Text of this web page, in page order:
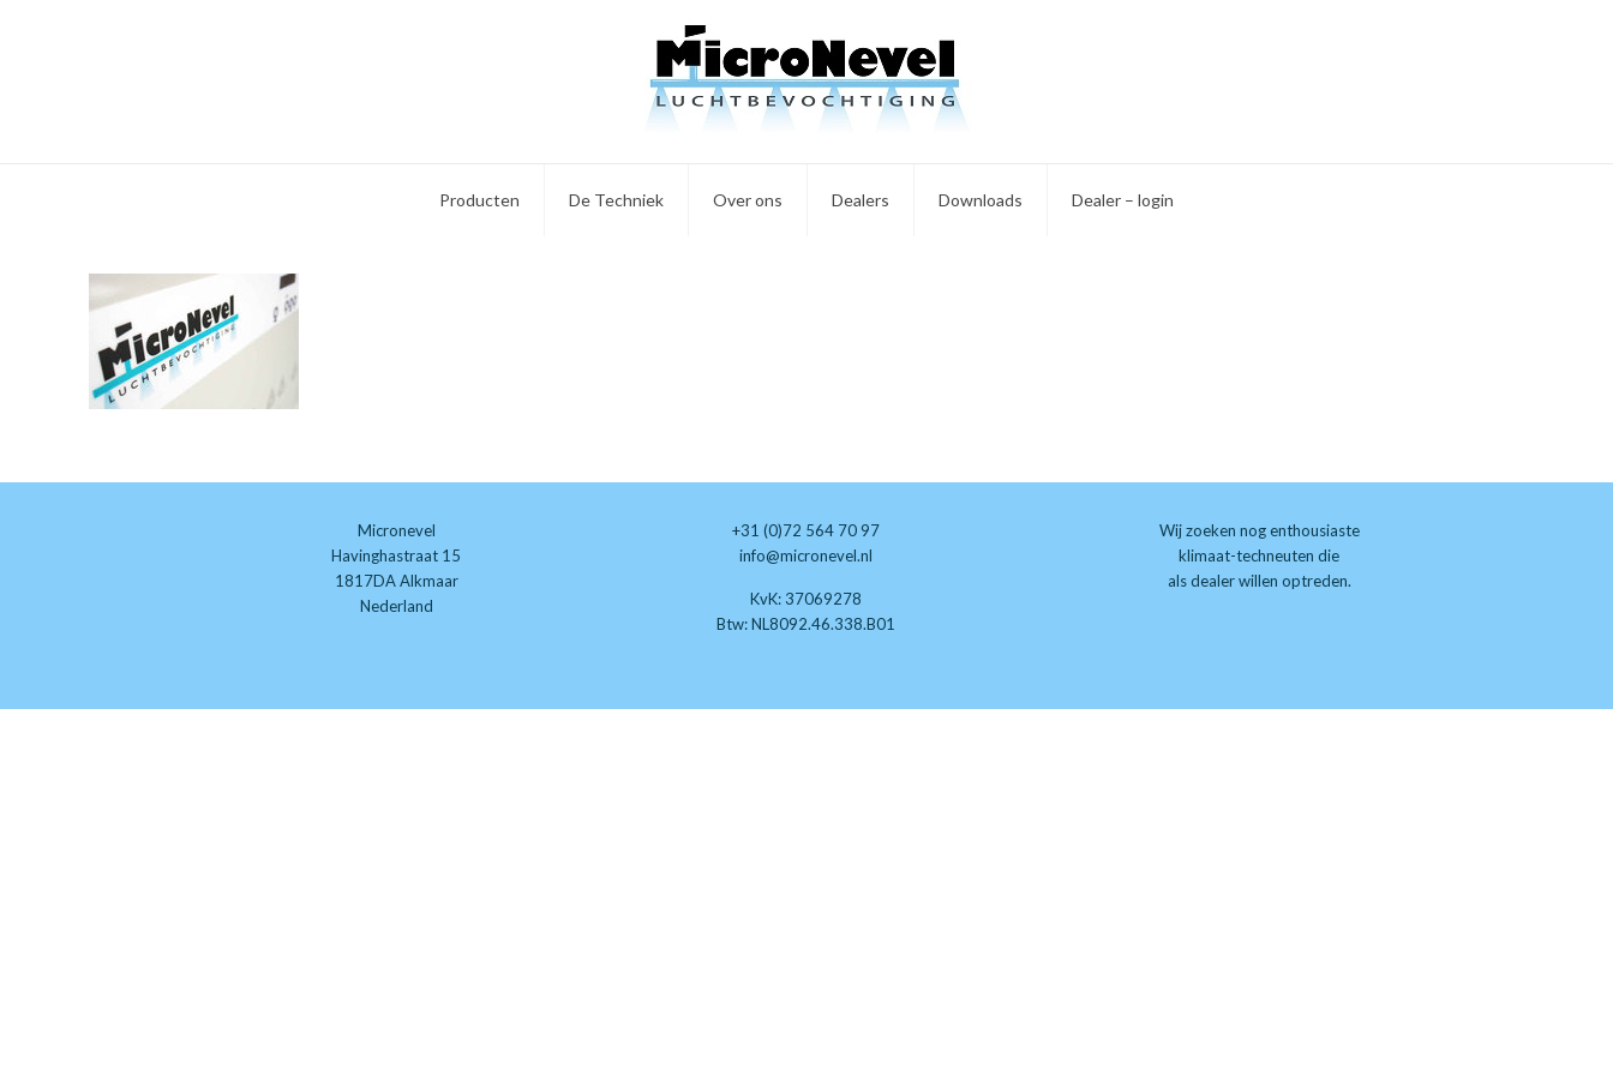
Producten De Techniek Over ons Dealers Downloads Dealer – login
Micronevel
Havinghastraat 15
1817DA Alkmaar
Nederland
+31 (0)72 564 70 97
info@micronevel.nl
KvK: 37069278
Btw: NL8092.46.338.B01
Wij zoeken nog enthousiaste
klimaat-techneuten die
als dealer willen optreden.